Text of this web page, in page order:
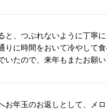
と、つぶれないように丁寧
りに時間をおいて冷やして
いたので、来年もまたお願い
お年玉のお返しとして、メ